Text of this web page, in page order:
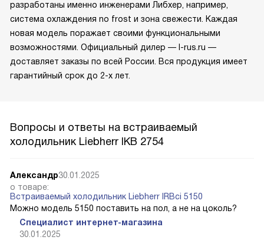
разработаны именно инженерами Либхер, например,
система охлаждения no frost и зона свежести. Каждая
новая модель поражает своими функциональными
возможностями. Официальный дилер — l-rus.ru —
доставляет заказы по всей России. Вся продукция имеет
гарантийный срок до 2-х лет.
Вопросы и ответы на встраиваемый
холодильник Liebherr IKB 2754
Александр30.01.2025
о товаре:
Встраиваемый холодильник Liebherr IRBci 5150
Можно модель 5150 поставить на пол, а не на цоколь?
Специалист интернет-магазина
30.01.2025